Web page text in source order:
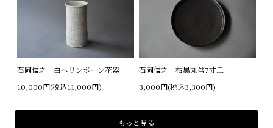
石岡信之 白ヘリンボーン花器
10,000円(税込11,000円)
石岡信之 枯黒丸盆7寸皿
3,000円(税込3,300円)
もっと見る